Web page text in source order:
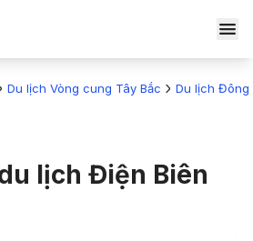
Du lịch Vòng cung Tây Bắc Du lịch Đông
lịch Điện Biên